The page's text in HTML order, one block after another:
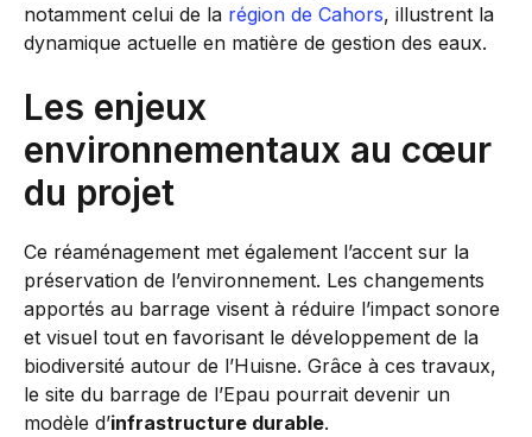
notamment celui de la région de Cahors, illustrent la
dynamique actuelle en matière de gestion des eaux.
Les enjeux
environnementaux au cœur
du projet
Ce réaménagement met également l’accent sur la
préservation de l’environnement. Les changements
apportés au barrage visent à réduire l’impact sonore
et visuel tout en favorisant le développement de la
biodiversité autour de l’Huisne. Grâce à ces travaux,
le site du barrage de l’Epau pourrait devenir un
modèle d’infrastructure durable.